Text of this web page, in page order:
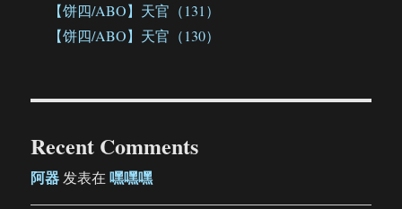
【饼四/ABO】天官（131）
【饼四/ABO】天官（130）
Recent Comments
阿器发表在嘿嘿嘿